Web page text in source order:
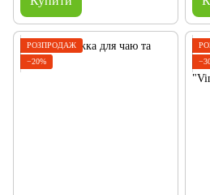
РОЗПРОДАЖ
−20%